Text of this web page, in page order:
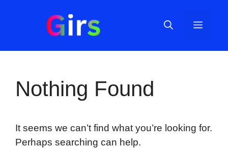
Menu
Nothing Found
It seems we can’t find what you’re looking for.
Perhaps searching can help.